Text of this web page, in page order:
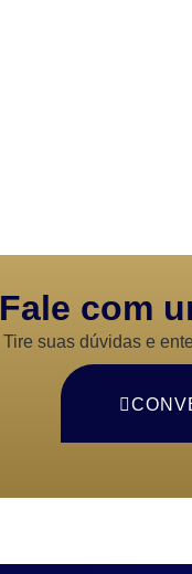
Fale com
Tire suas dúvidas e